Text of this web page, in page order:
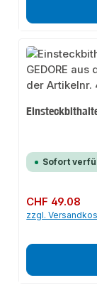
Sofort
Regulärer Preis:
CHF 49.08
zzgl.